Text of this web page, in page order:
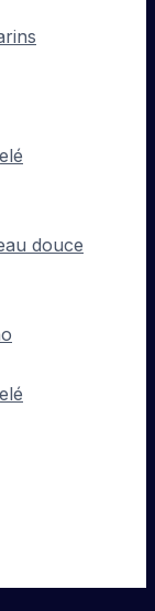
douce